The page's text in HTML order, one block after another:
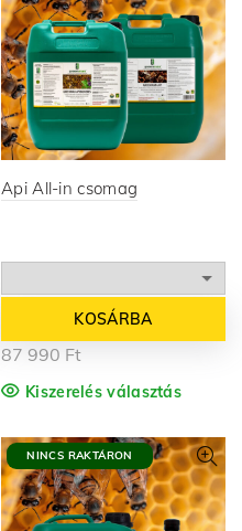
Api All-in csomag
KOSÁRBA
87 990 Ft
Kiszerelés választás
NINCS RAKTÁRON